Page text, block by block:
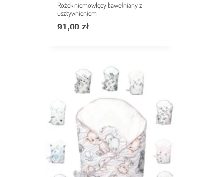
Rożek niemowlęcy bawełniany z
usztywnieniem
91,00 zł